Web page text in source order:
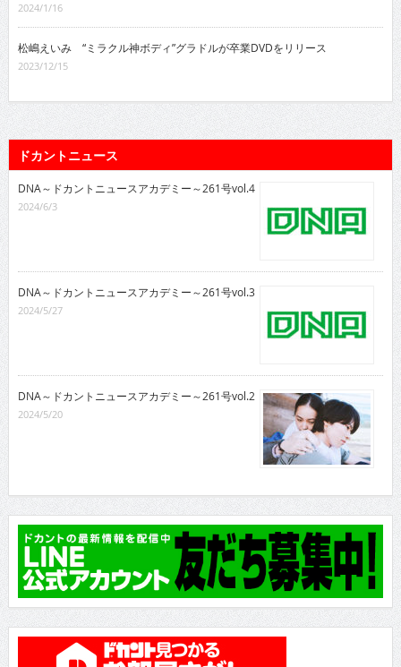
2024/1/16
松嶋えいみ “ミラクル神ボディ”グラドルが卒業DVDをリリース
2023/12/15
ドカントニュース
DNA～ドカントニュースアカデミー～261号vol.4
2024/6/3
DNA～ドカントニュースアカデミー～261号vol.3
2024/5/27
DNA～ドカントニュースアカデミー～261号vol.2
2024/5/20